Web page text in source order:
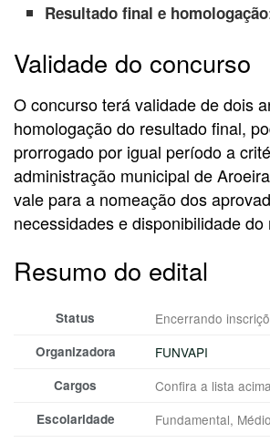
Resultado final e homologação
Validade do concurso
O concurso terá validade de dois
homologação do resultado final,
prorrogado por igual período a
administração municipal de
vale para a nomeação dos
necessidades e disponibilidade do
Resumo do edital
Status Encerrando
Organizadora FUNVAPI
Cargos Confira a lista
Escolaridade Fundamental,